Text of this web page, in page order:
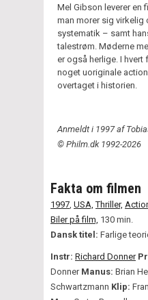
Mel Gibson leverer en
man morer sig virkelig
systematik – samt
talestrøm. Møderne
er også herlige. I hvert
noget uoriginale
overtaget i historien.
Anmeldt i 1997 af
© Philm.dk 1992-2026
Fakta om filmen
1997 USA, Thriller,
Biler på film, 130 min.
Dansk titel: Farlige
Instr: Richard Donner
Donner Manus: Brian
Schwartzmann Klip: